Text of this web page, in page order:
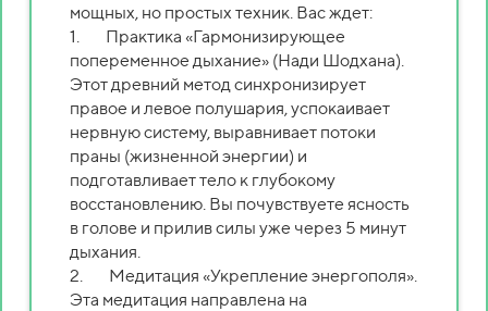
мощных, но простых техник. Вас ждет:
1. Практика «Гармонизирующее
попеременное дыхание» (Нади Шодхана).
Этот древний метод синхронизирует
правое и левое полушария, успокаивает
нервную систему, выравнивает потоки
праны (жизненной энергии) и
подготавливает тело к глубокому
восстановлению. Вы почувствуете ясность
в голове и прилив силы уже через 5 минут
дыхания.
2. Медитация «Укрепление энергополя».
Эта медитация направлена на